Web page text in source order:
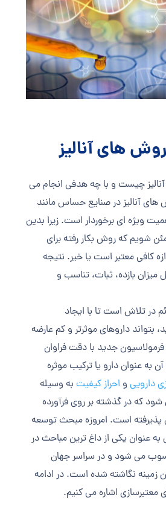
های آنالیز
چیست و با چه هدفی انجام می
آنالیز در صنایع حساس مانند
ویژه ای برخوردار است. زیرا بدین
شویم که روش بکار رفته برای
کافی معتبر است یا خیر. نتیجه
بازده، ثبات، تناسب و
در تلاش است تا با ایجاد
بتواند داروهای موثرتر و کم عارضه
فرمولاسیون جدید با دقت فراوان
به عنوان دارو یا ترکیب موثره
داروییو احراز کیفیتبه وسیله
که در گذشته بر روی فرآورده
است. امروزه مبحث توسعه
عنوان یکی از داغ ترین مباحث در
می شود و در سراسر جهان
زمینه نگاشته شده است. در ادامه
اشاره می کنیم.